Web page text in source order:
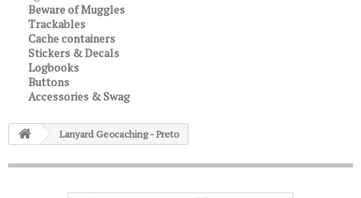
Beware of Muggles
Trackables
Cache containers
Stickers & Decals
Logbooks
Buttons
Accessories & Swag
Lanyard Geocaching - Preto